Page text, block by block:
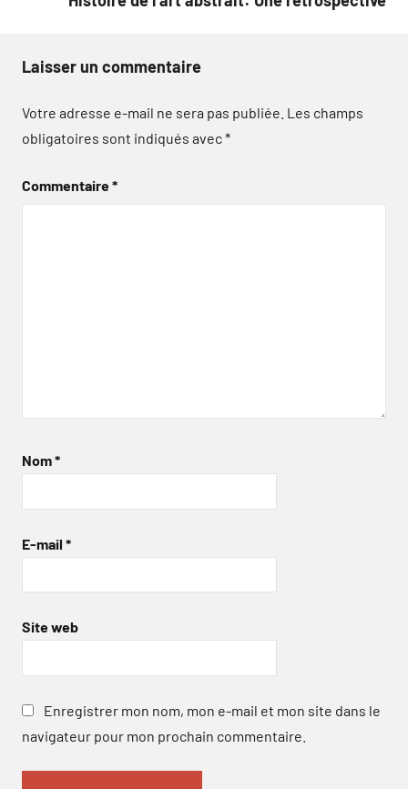
Laisser un commentaire
Votre adresse e-mail ne sera pas publiée. Les champs
obligatoires sont indiqués avec*
Commentaire*
Nom*
E-mail *
Site web
Enregistrer mon nom, mon e-mail et mon site dans le
navigateur pour mon prochain commentaire.